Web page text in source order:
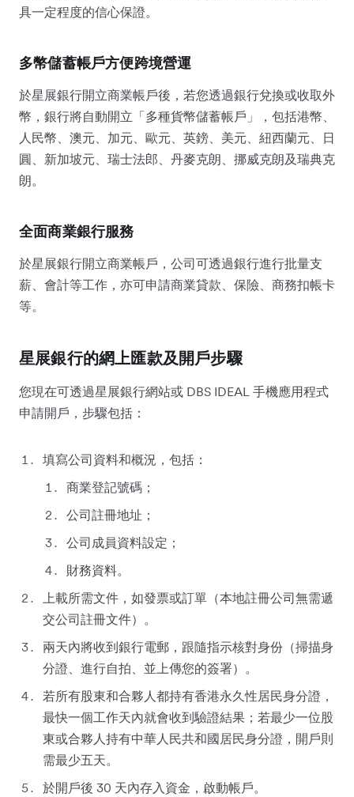
具一定程度的信心保證。
多幣儲蓄帳戶方便跨境營運
於星展銀行開立商業帳戶後，若您透過銀行兌換或收取外
幣，銀行將自動開立「多種貨幣儲蓄帳戶」，包括港幣、
人民幣、澳元、加元、歐元、英鎊、美元、紐西蘭元、日
圓、新加坡元、瑞士法郎、丹麥克朗、挪威克朗及瑞典克
朗。
全面商業銀行服務
於星展銀行開立商業帳戶，公司可透過銀行進行批量支
薪、會計等工作，亦可申請商業貸款、保險、商務扣帳卡
等。
星展銀行的網上匯款及開戶步驟
您現在可透過星展銀行網站或 DBS IDEAL 手機應用程式
申請開戶，步驟包括：
填寫公司資料和概況，包括：
商業登記號碼；
公司註冊地址；
公司成員資料設定；
財務資料。
上載所需文件，如發票或訂單（本地註冊公司無需遞
交公司註冊文件）。
兩天內將收到銀行電郵，跟隨指示核對身份（掃描身
分證、進行自拍、並上傳您的簽署）。
若所有股東和合夥人都持有香港永久性居民身分證，
最快一個工作天內就會收到驗證結果；若最少一位股
東或合夥人持有中華人民共和國居民身分證，開戶則
需最少五天。
於開戶後 30 天內存入資金，啟動帳戶。